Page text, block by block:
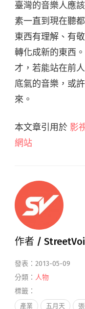
臺灣的音樂人應
素一直到現在聽
東西有理解、有
轉化成新的東西
才，若能站在前
底氣的音樂，或
來。
本文章引用於 影
網站
作者 /
發表：2013-05-09
分類： 人物
標籤：
產業 五月天